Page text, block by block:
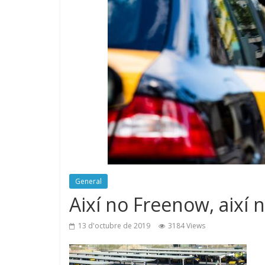
General
Així no Freenow, així
13 d'octubre de 2019 3184 Views